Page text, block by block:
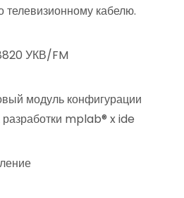
телевизионному кабелю.
УКВ/FM
модуль конфигурации
разработки mplab® x ide